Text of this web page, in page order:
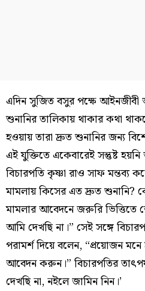
এদিন সুজিত বসুর পক্ষে আইনজীবী
শুনানির তালিকায় থাকার কথা
হওয়ায় তারা দ্রুত শুনানির জন্য
এই যুক্তিতে একেবারেই সন্তুষ্ট
বিচারপতি কৃষ্ণা রাও সাফ
মামলায় কিসের এত দ্রুত শুনানি?
মামলার আবেদনে জরুরি
আমি দেখছি না।” সেই সঙ্গে
পরামর্শ দিয়ে বলেন, “প্রয়োজন
আবেদন করুন।” বিচারপতির
দেখছি না, নইলে জামিন নিন।’